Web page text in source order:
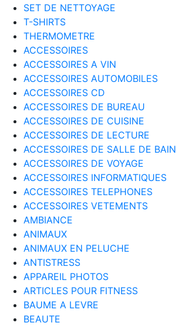
SET DE NETTOYAGE
T-SHIRTS
THERMOMETRE
ACCESSOIRES
ACCESSOIRES A VIN
ACCESSOIRES AUTOMOBILES
ACCESSOIRES CD
ACCESSOIRES DE BUREAU
ACCESSOIRES DE CUISINE
ACCESSOIRES DE LECTURE
ACCESSOIRES DE SALLE DE BAIN
ACCESSOIRES DE VOYAGE
ACCESSOIRES INFORMATIQUES
ACCESSOIRES TELEPHONES
ACCESSOIRES VETEMENTS
AMBIANCE
ANIMAUX
ANIMAUX EN PELUCHE
ANTISTRESS
APPAREIL PHOTOS
ARTICLES POUR FITNESS
BAUME A LEVRE
BEAUTE